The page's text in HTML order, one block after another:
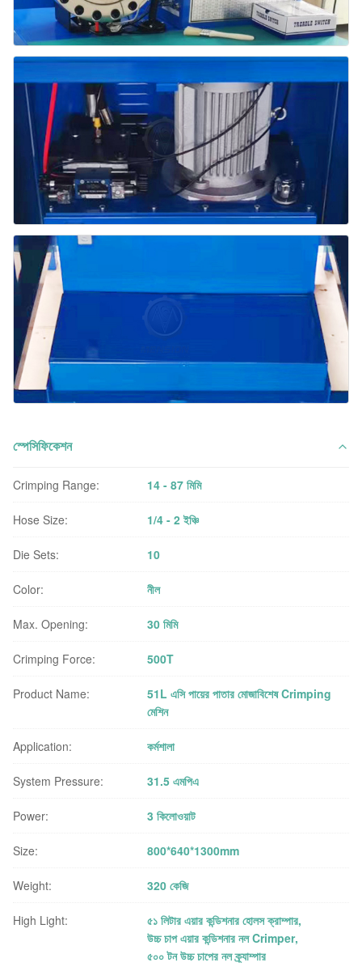
স্পেসিফিকেশন
Crimping Range: 14 - 87 মিমি
Hose Size: 1/4 - 2 ইঞ্চি
Die Sets: 10
Color: নীল
Max. Opening: 30 মিমি
Crimping Force: 500T
Product Name:
51L এসি পায়ের পাতার মোজাবিশেষ Crimping
মেশিন
Application: কর্মশালা
System Pressure: 31.5 এমপিএ
Power: 3 কিলোওয়াট
Size: 800*640*1300mm
Weight: 320 কেজি
High Light: ৫১ লিটার এয়ার কন্ডিশনার হোলস ক্রাম্পার,
উচ্চ চাপ এয়ার কন্ডিশনার নল Crimper,
৫০০ টন উচ্চ চাপের নল ক্র্যাম্পার